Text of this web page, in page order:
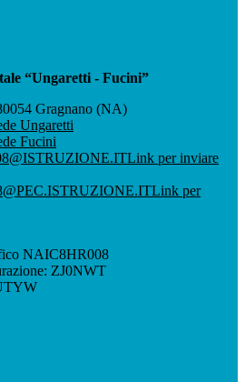
“Ungaretti - Fucini”
Gragnano (NA)
Ungaretti
Fucini
Link per inviare
Link per
NAIC8HR008
ZJ0NWT